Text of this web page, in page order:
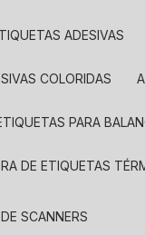
ADESIVAS
COLORIDAS
PARA
DE ETIQUETAS
SCANNERS